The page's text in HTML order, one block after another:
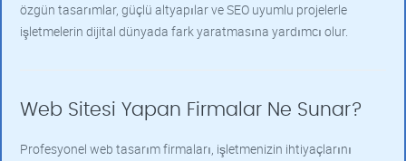
özgün tasarımlar, güçlü altyapılar ve SEO uyumlu projelerle
işletmelerin dijital dünyada fark yaratmasına yardımcı olur.
Web Sitesi Yapan Firmalar Ne Sunar?
Profesyonel web tasarım firmaları, işletmenizin ihtiyaçlarını